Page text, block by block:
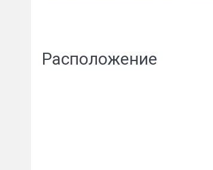
Расположение